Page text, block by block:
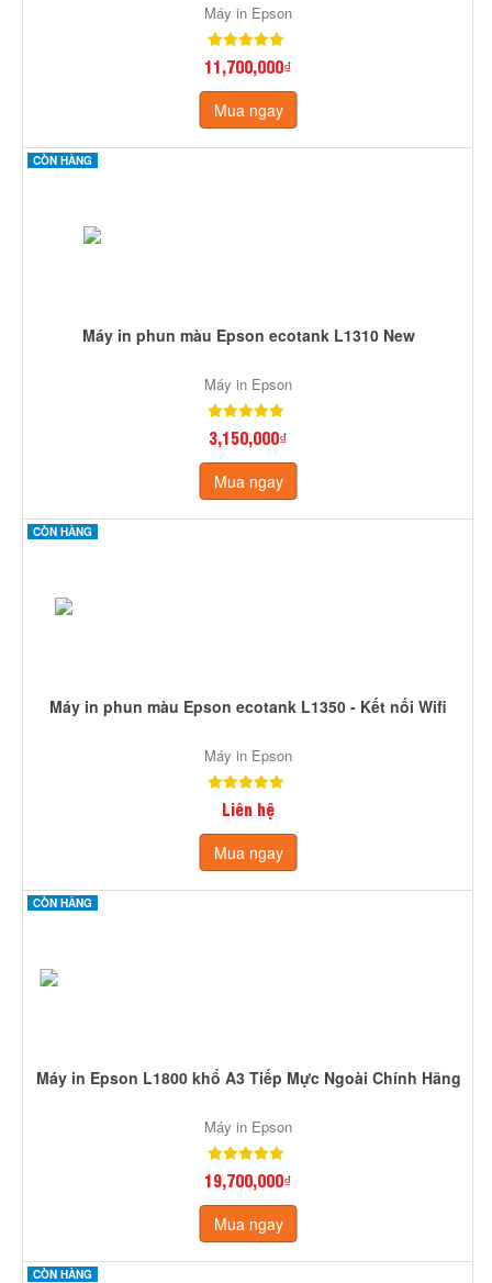
Máy in Epson
11,700,000₫
Mua ngay
CÒN HÀNG
Máy in phun màu Epson ecotank L1310 New
Máy in Epson
3,150,000₫
Mua ngay
CÒN HÀNG
Máy in phun màu Epson ecotank L1350 - Kết nối Wifi
Máy in Epson
Liên hệ
Mua ngay
CÒN HÀNG
Máy in Epson L1800 khổ A3 Tiếp Mực Ngoài Chính Hãng
Máy in Epson
19,700,000₫
Mua ngay
CÒN HÀNG